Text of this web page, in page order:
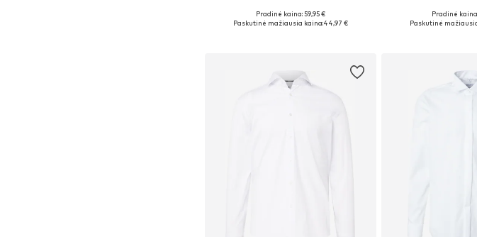
Galimi dydžiai: 38, 39, 40, 41, 42, 43
Pradinė kaina: 59,95 €
Paskutinė mažiausia kaina:44,97 €
Galimi dydžiai: 38,
Pradinė
Paskutinė